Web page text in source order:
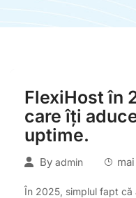
FlexiHost în
care îți
uptime.
By admin
În 2025, simplul fapt că